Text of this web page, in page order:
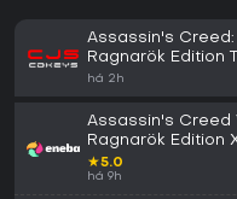
Assassin's Creed:
Ragnarök Edition
/ Xbox Series X|S
há 2h
Assassin's Creed
Ragnarök Edition
Key GLOBAL
★5.0
há 9h